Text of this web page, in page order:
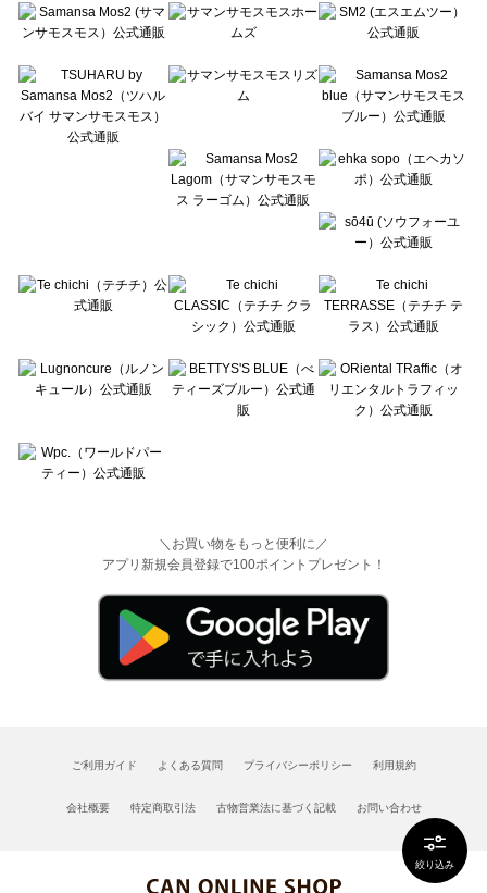
絞り込み
Te chichi（テチチ）の一覧
Te chichi CLASSIC（テチチ クラシック）の一覧
Lugnoncure（ルノンキュール）の一覧
BETTY'S BLUE（べティーズブルー）の一覧
Wpc.（ワールドパーティー）の一覧
＼お買い物をもっと便利に／
アプリ新規会員登録で100ポイントプレゼント！
ご利用ガイド よくある質問 プライバシーポリシー 利用規約
会社概要 特定商取引法 古物営業法に基づく記載 お問い合わせ